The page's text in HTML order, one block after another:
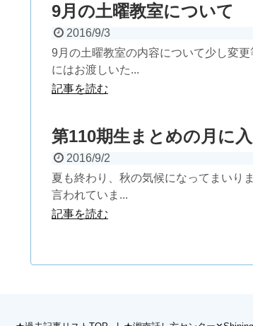
9月の土曜教室について
2016/9/3
9月の土曜教室の内容について少し変
にはお渡しいた...
記事を読む
第110期生まとめの月に
2016/9/2
夏も終わり、秋の気候になってまいり
言われていま...
記事を読む